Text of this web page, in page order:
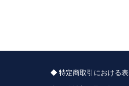
特定商取引における